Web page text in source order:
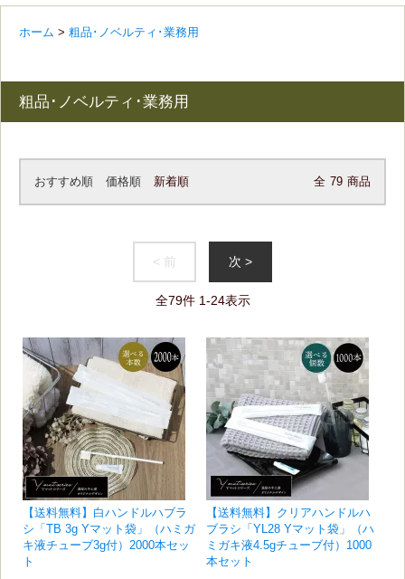
ホーム > 粗品･ノベルティ･業務用
粗品･ノベルティ･業務用
おすすめ順 価格順 新着順 全 79 商品
< 前 次 >
全79件 1-24表示
【送料無料】白ハンドルハブラ
シ「TB 3g Yマット袋」（ハミガ
キ液チューブ3g付）2000本セッ
ト
【送料無料】クリアハンドルハ
ブラシ「YL28 Yマット袋」（ハ
ミガキ液4.5gチューブ付）1000
本セット